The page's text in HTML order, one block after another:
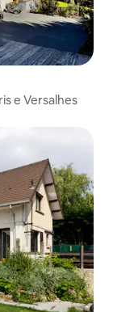
e Versalhes